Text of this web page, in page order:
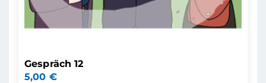
Gespräch 12
5,00 €